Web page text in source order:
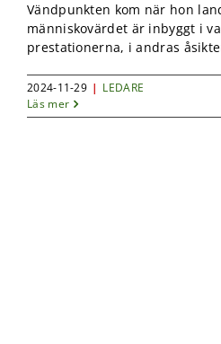
Vändpunkten kom när hon
människovärdet är inbyggt i
prestationerna, i andras
2024-11-29 | LEDARE
Läs mer